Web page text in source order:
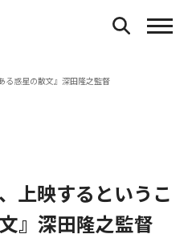
る惑星の散文』深田隆之監督
上映するというこ
文』深田隆之監督